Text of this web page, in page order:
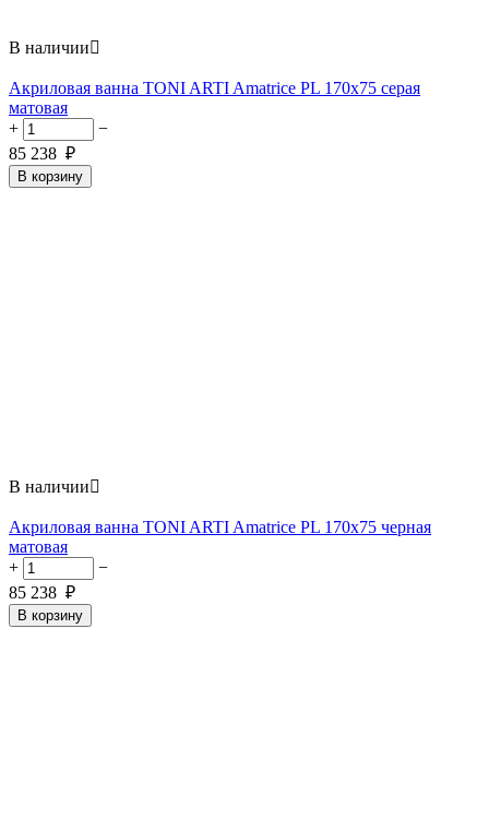
В наличии
Акриловая ванна TONI ARTI Amatrice PL 170x75 серая
матовая
+
−
85 238 ₽
В корзину
В наличии
Акриловая ванна TONI ARTI Amatrice PL 170x75 черная
матовая
+
−
85 238 ₽
В корзину